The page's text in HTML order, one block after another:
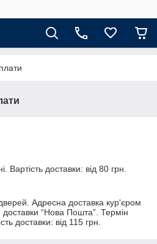
Вартість доставки: від 80 грн.
Адресна доставка кур'єром
“Нова Пошта”. Термін
доставки: від 115 грн.